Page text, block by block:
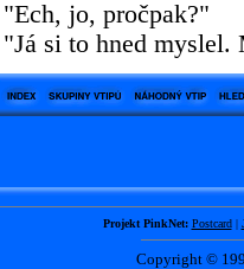
"Ech, jo, pročpak?"
"Já si to hned myslel.
Projekt PinkNet: Postcard|
Copyright ©